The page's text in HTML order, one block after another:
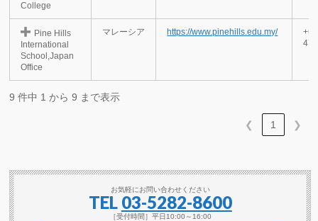
College
Pine Hills
International
School,Japan
Office
マレーシア https://www.pinehills.edu.my/
9 件中 1 から 9 まで表示
❮ 1 ❯
お気軽にお問い合わせください
TEL 03-5282-8600
［受付時間］平日10:00～16:00